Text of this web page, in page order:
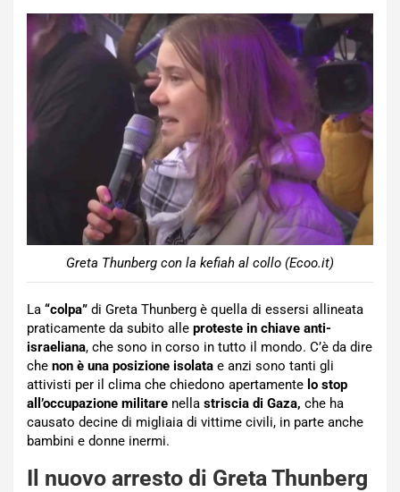
Greta Thunberg con la kefiah al collo (Ecoo.it)
La “colpa” di Greta Thunberg è quella di essersi allineata
praticamente da subito alle proteste in chiave anti-
israeliana, che sono in corso in tutto il mondo. C’è da dire
che non è una posizione isolata e anzi sono tanti gli
attivisti per il clima che chiedono apertamente lo stop
all’occupazione militare nella striscia di Gaza, che ha
causato decine di migliaia di vittime civili, in parte anche
bambini e donne inermi.
Il nuovo arresto di Greta Thunberg